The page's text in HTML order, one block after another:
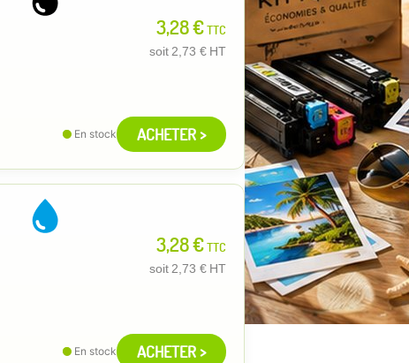
3,28 €TTC
soit 2,73 € HT
En stock ACHETER >
3,28 €TTC
soit 2,73 € HT
En stock ACHETER >